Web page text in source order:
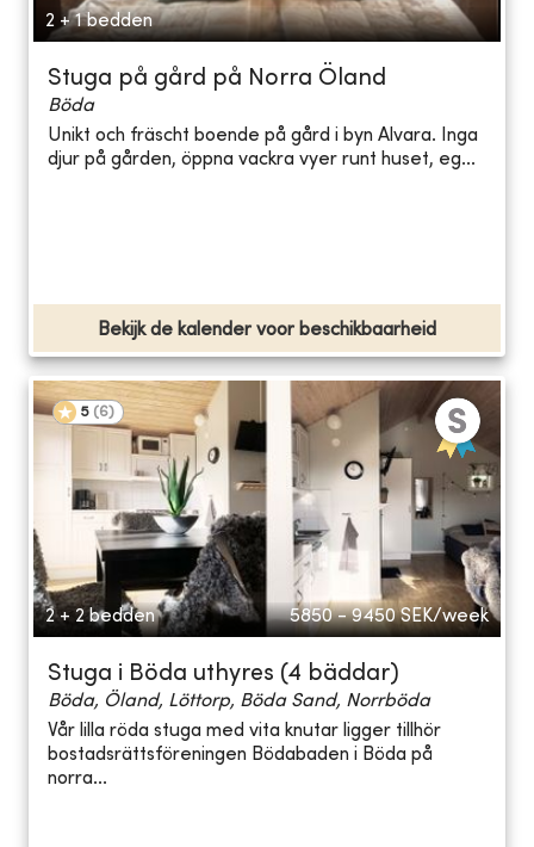
2 + 1 bedden
Stuga på gård på Norra Öland
Böda
Unikt och fräscht boende på gård i byn Alvara. Inga
djur på gården, öppna vackra vyer runt huset, eg...
Bekijk de kalender voor beschikbaarheid
5 (6)
2 + 2 bedden 5850 - 9450 SEK/week
Stuga i Böda uthyres (4 bäddar)
Böda, Öland, Löttorp, Böda Sand, Norrböda
Vår lilla röda stuga med vita knutar ligger tillhör
bostadsrättsföreningen Bödabaden i Böda på
norra...